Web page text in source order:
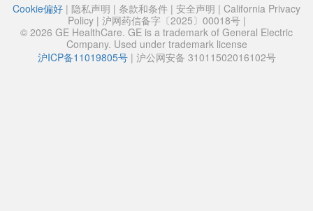
Cookie偏好 | 隐私声明 | 条款和条件 | 安全声明 | California Privacy
Policy| 沪网药信备字〔2025〕00018号|
© 2026 GE HealthCare. GE is a trademark of General Electric
Company. Used under trademark license
沪ICP备11019805号| 沪公网安备 31011502016102号